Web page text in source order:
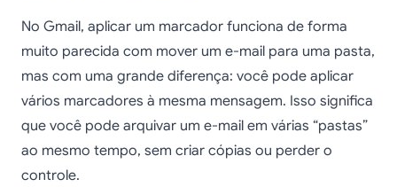
No Gmail, aplicar um marcador funciona de forma
muito parecida com mover um e-mail para uma pasta,
mas com uma grande diferença: você pode aplicar
vários marcadores à mesma mensagem. Isso significa
que você pode arquivar um e-mail em várias “pastas”
ao mesmo tempo, sem criar cópias ou perder o
controle.